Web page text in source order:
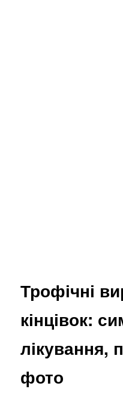
Трофічні
кінцівок:
лікування,
фото